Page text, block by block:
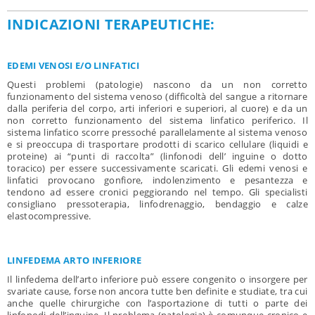
INDICAZIONI TERAPEUTICHE:
EDEMI VENOSI E/O LINFATICI
Questi problemi (patologie) nascono da un non corretto
funzionamento del sistema venoso (difficoltà del sangue a ritornare
dalla periferia del corpo, arti inferiori e superiori, al cuore) e da un
non corretto funzionamento del sistema linfatico periferico. Il
sistema linfatico scorre pressoché parallelamente al sistema venoso
e si preoccupa di trasportare prodotti di scarico cellulare (liquidi e
proteine) ai “punti di raccolta” (linfonodi dell’ inguine o dotto
toracico) per essere successivamente scaricati. Gli edemi venosi e
linfatici provocano gonfiore, indolenzimento e pesantezza e
tendono ad essere cronici peggiorando nel tempo. Gli specialisti
consigliano pressoterapia, linfodrenaggio, bendaggio e calze
elastocompressive.
LINFEDEMA ARTO INFERIORE
Il linfedema dell’arto inferiore può essere congenito o insorgere per
svariate cause, forse non ancora tutte ben definite e studiate, tra cui
anche quelle chirurgiche con l’asportazione di tutti o parte dei